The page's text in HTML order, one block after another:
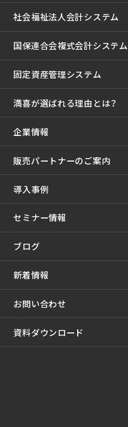
社会福祉法人会計システム
国保連合会複式会計システム
固定資産管理システム
満喜が選ばれる理由とは？
企業情報
販売パートナーのご案内
導入事例
セミナー情報
ブログ
新着情報
お問い合わせ
資料ダウンロード